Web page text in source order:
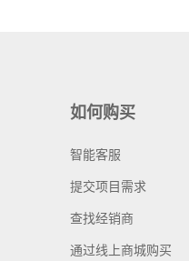
如何购买
智能客服
提交项目需求
查找经销商
通过线上商城购买